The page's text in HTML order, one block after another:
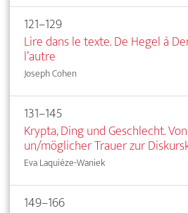
121–129
Lire dans le texte. De Hegel à
l’autre
Joseph Cohen
131–145
Krypta, Ding und Geschlecht. Von
un/möglicher Trauer zur
Eva Laquièze-Waniek
149–166